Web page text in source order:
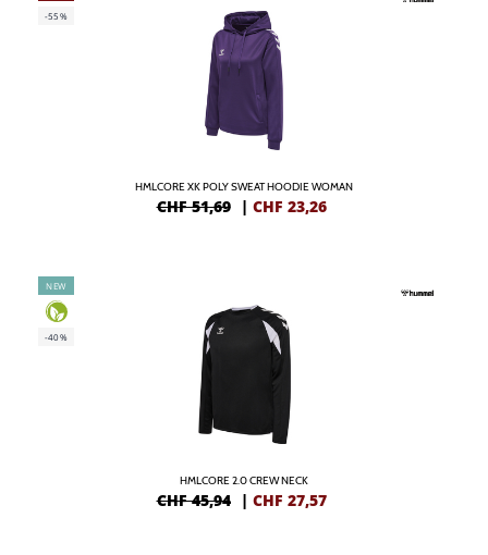
-55%
HMLCORE XK POLY SWEAT HOODIE WOMAN
CHF 51,69 | CHF 23,26
NEW
-40%
HMLCORE 2.0 CREW NECK
CHF 45,94 | CHF 27,57